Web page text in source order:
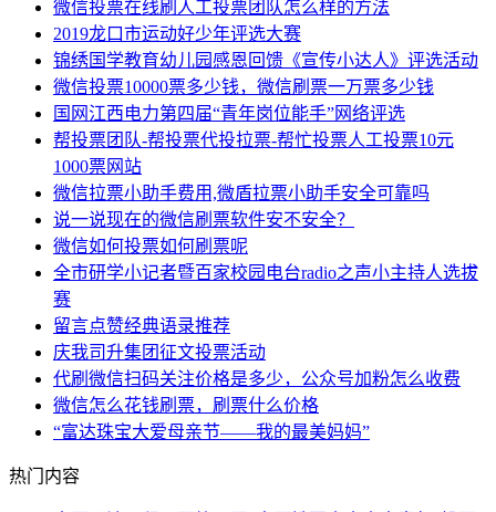
微信投票在线刷人工投票团队怎么样的方法
2019龙口市运动好少年评选大赛
锦绣国学教育幼儿园感恩回馈《宣传小达人》评选活动
微信投票10000票多少钱，微信刷票一万票多少钱
国网江西电力第四届“青年岗位能手”网络评选
帮投票团队-帮投票代投拉票-帮忙投票人工投票10元
1000票网站
微信拉票小助手费用,微盾拉票小助手安全可靠吗
说一说现在的微信刷票软件安不安全？
微信如何投票如何刷票呢
全市研学小记者暨百家校园电台radio之声小主持人选拔
赛
留言点赞经典语录推荐
庆我司升集团征文投票活动
代刷微信扫码关注价格是多少，公众号加粉怎么收费
微信怎么花钱刷票，刷票什么价格
“富达珠宝大爱母亲节——我的最美妈妈”
热门内容